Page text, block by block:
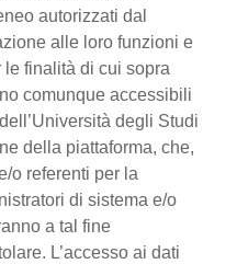
autorizzati dal
alle loro funzioni e
le finalità di cui sopra
comunque accessibili
degli Studi
della piattaforma, che,
o referenti per la
di sistema e/o
a tal fine
L’accesso ai dati